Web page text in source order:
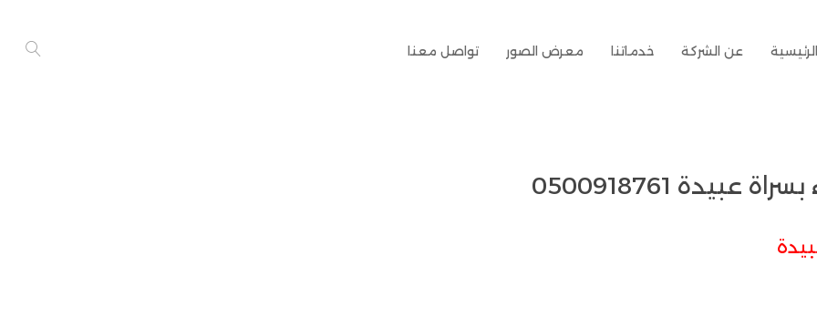
الرئيسية عن الشركة خدماتنا معرض الصور تواصل معنا
0500918761